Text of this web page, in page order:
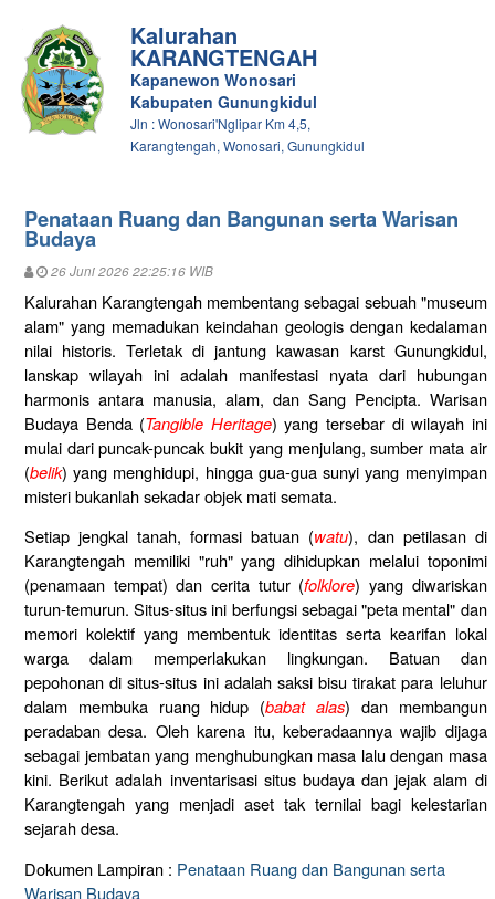
Kalurahan
KARANGTENGAH
Kapanewon Wonosari
Kabupaten Gunungkidul
Jln : Wonosari'Nglipar Km 4,5,
Karangtengah, Wonosari, Gunungkidul
Penataan Ruang dan Bangunan serta Warisan
Budaya
26 Juni 2026 22:25:16 WIB
Kalurahan Karangtengah membentang sebagai sebuah "museum
alam" yang memadukan keindahan geologis dengan kedalaman
nilai historis. Terletak di jantung kawasan karst Gunungkidul,
lanskap wilayah ini adalah manifestasi nyata dari hubungan
harmonis antara manusia, alam, dan Sang Pencipta. Warisan
Budaya Benda (Tangible Heritage) yang tersebar di wilayah ini
mulai dari puncak-puncak bukit yang menjulang, sumber mata air
(belik) yang menghidupi, hingga gua-gua sunyi yang menyimpan
misteri bukanlah sekadar objek mati semata.
Setiap jengkal tanah, formasi batuan (watu), dan petilasan di
Karangtengah memiliki "ruh" yang dihidupkan melalui toponimi
(penamaan tempat) dan cerita tutur (folklore) yang diwariskan
turun-temurun. Situs-situs ini berfungsi sebagai "peta mental" dan
memori kolektif yang membentuk identitas serta kearifan lokal
warga dalam memperlakukan lingkungan. Batuan dan
pepohonan di situs-situs ini adalah saksi bisu tirakat para leluhur
dalam membuka ruang hidup (babat alas) dan membangun
peradaban desa. Oleh karena itu, keberadaannya wajib dijaga
sebagai jembatan yang menghubungkan masa lalu dengan masa
kini. Berikut adalah inventarisasi situs budaya dan jejak alam di
Karangtengah yang menjadi aset tak ternilai bagi kelestarian
sejarah desa.
Dokumen Lampiran : Penataan Ruang dan Bangunan serta
Warisan Budaya